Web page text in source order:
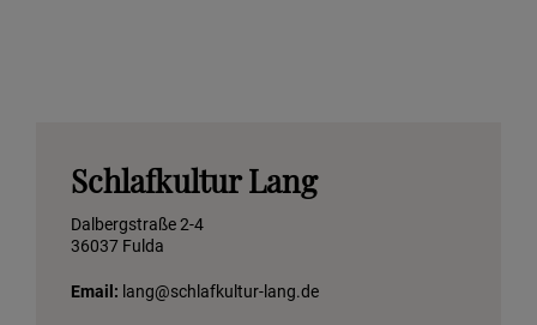
Schlafkultur Lang
Dalbergstraße 2-4
36037 Fulda
Email: lang@schlafkultur-lang.de